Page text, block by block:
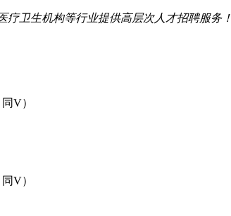
疗卫生机构等行业提供高层次人才招聘服务！
同V）
同V）